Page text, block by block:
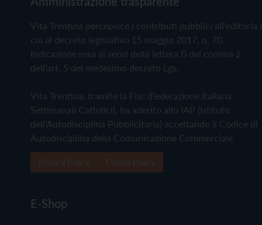
Vita Trentina percepisce i contributi pubblici all'editoria
cui al decreto legislativo 15 maggio 2017, n. 70.
Indicazione resa ai sensi della lettera f) del comma 2
dell'art. 5 del medesimo decreto Lgs.
Vita Trentina, tramite la Fisc (Federazione Italiana
Settimanali Cattolici), ha aderito allo IAP (Istituto
dell'Autodisciplina Pubblicitaria) accettando il Codice di
Autodisciplina della Comunicazione Commerciale
E-Shop